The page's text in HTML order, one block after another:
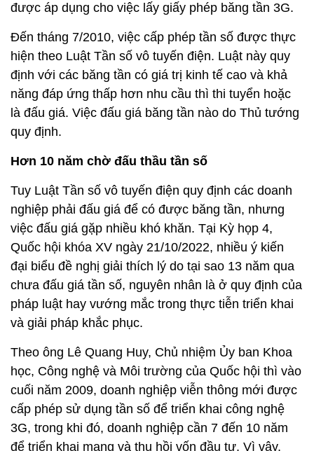
được áp dụng cho việc lấy giấy phép băng tần 3G.
Đến tháng 7/2010, việc cấp phép tần số được thực
hiện theo Luật Tần số vô tuyến điện. Luật này quy
định với các băng tần có giá trị kinh tế cao và khả
năng đáp ứng thấp hơn nhu cầu thì thi tuyển hoặc
là đấu giá. Việc đấu giá băng tần nào do Thủ tướng
quy định.
Hơn 10 năm chờ đấu thầu tần số
Tuy Luật Tần số vô tuyến điện quy định các doanh
nghiệp phải đấu giá để có được băng tần, nhưng
việc đấu giá gặp nhiều khó khăn. Tại Kỳ họp 4,
Quốc hội khóa XV ngày 21/10/2022, nhiều ý kiến
đại biểu đề nghị giải thích lý do tại sao 13 năm qua
chưa đấu giá tần số, nguyên nhân là ở quy định của
pháp luật hay vướng mắc trong thực tiễn triển khai
và giải pháp khắc phục.
Theo ông Lê Quang Huy, Chủ nhiệm Ủy ban Khoa
học, Công nghệ và Môi trường của Quốc hội thì vào
cuối năm 2009, doanh nghiệp viễn thông mới được
cấp phép sử dụng tần số để triển khai công nghệ
3G, trong khi đó, doanh nghiệp cần 7 đến 10 năm
để triển khai mạng và thu hồi vốn đầu tư. Vì vậy,